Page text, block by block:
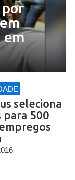
em
seleciona
para 500